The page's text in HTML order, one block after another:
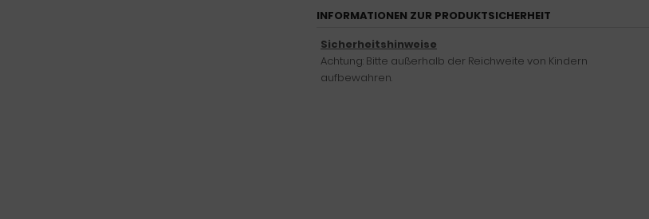
INFORMATIONEN ZUR PRODUKTSICHERHEIT
Sicherheitshinweise
Achtung: Bitte außerhalb der Reichweite von Kindern
aufbewahren.